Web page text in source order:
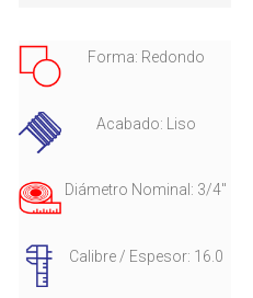
Forma: Redondo
Acabado: Liso
Diámetro Nominal: 3/4"
Calibre / Espesor: 16.0